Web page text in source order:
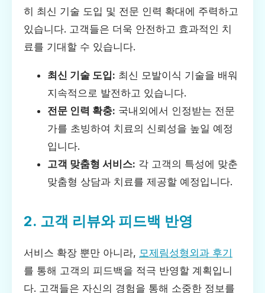
히 최신 기술 도입 및 전문 인력 확대에 주력하고
있습니다. 고객들은 더욱 안전하고 효과적인 치
료를 기대할 수 있습니다.
최신 기술 도입: 최신 모발이식 기술을 배워
지속적으로 발전하고 있습니다.
전문 인력 확충: 국내외에서 인정받는 전문
가를 초빙하여 치료의 신뢰성을 높일 예정
입니다.
고객 맞춤형 서비스: 각 고객의 특성에 맞춘
맞춤형 상담과 치료를 제공할 예정입니다.
2. 고객 리뷰와 피드백 반영
서비스 확장 뿐만 아니라, 모제림성형외과 후기
를 통해 고객의 피드백을 적극 반영할 계획입니
다. 고객들은 자신의 경험을 통해 소중한 정보를